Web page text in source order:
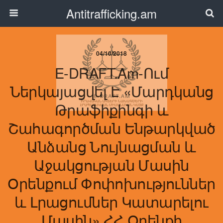
Antitrafficking.am
04/10/2018
E-DRAFT.am-Ում
Ներկայացվել Է «Մարդկանց
Թրաֆիքինգի ԵՒ
Շահագործման Ենթարկված
Անձանց Նույնացման ԵՒ
Աջակցության Մասին
Օրենքում Փոփոխություններ
ԵՒ Լրացումներ Կատարելու